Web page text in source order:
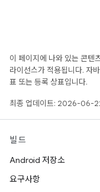
이 페이지에 나와 있는 콘텐
라이선스가 적용됩니다.
표 또는 등록 상표입니다.
최종 업데이트: 2026-06-
빌드
Android 저장소
요구사항